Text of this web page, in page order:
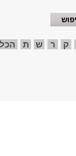
ק ר ש ת הכל